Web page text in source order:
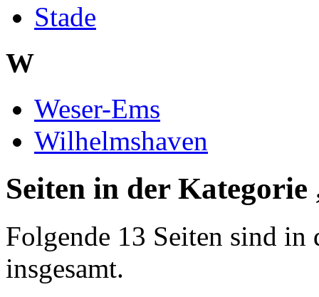
Stade
W
Weser-Ems
Wilhelmshaven
Seiten in der Kategorie
Folgende 13 Seiten sind
insgesamt.